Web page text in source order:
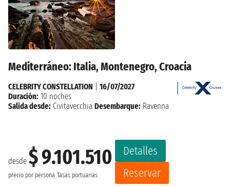
Mediterráneo: Italia, Montenegro, Croacia
desde $ 9.101.510
precio por persona Tasas portuarias
Detalles
Reservar
CELEBRITY CONSTELLATION
16/07/2027
Duración: 10 noches
Salida desde: Civitavecchia Desembarque: Ravenna